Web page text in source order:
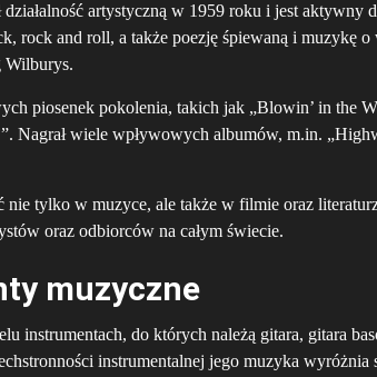
artystyczną w 1959 roku i jest aktywny
rock and roll, a także poezję śpiewaną i muzykę
Wilburys.
piosenek pokolenia, takich jak „Blowin’ in the
Nagrał wiele wpływowych albumów, m.in.
nie tylko w muzyce, ale także w filmie oraz
oraz odbiorców na całym świecie.
muzyczne
instrumentach, do których należą gitara, gitara
instrumentalnej jego muzyka wyróżnia